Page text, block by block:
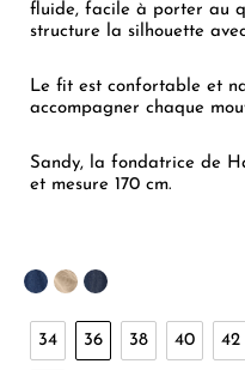
fluide, facile à porter au
structure la silhouette
Le fit est confortable et
accompagner chaque
Sandy, la fondatrice de
et mesure 170 cm.
34 36 38 40 42